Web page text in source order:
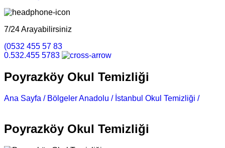
7/24 Arayabilirsiniz
(0532 455 57 83
0.532.455 5783
Poyrazköy Okul Temizliği
Ana Sayfa / Bölgeler Anadolu / İstanbul Okul Temizliği /
Poyrazköy Okul Temizliği